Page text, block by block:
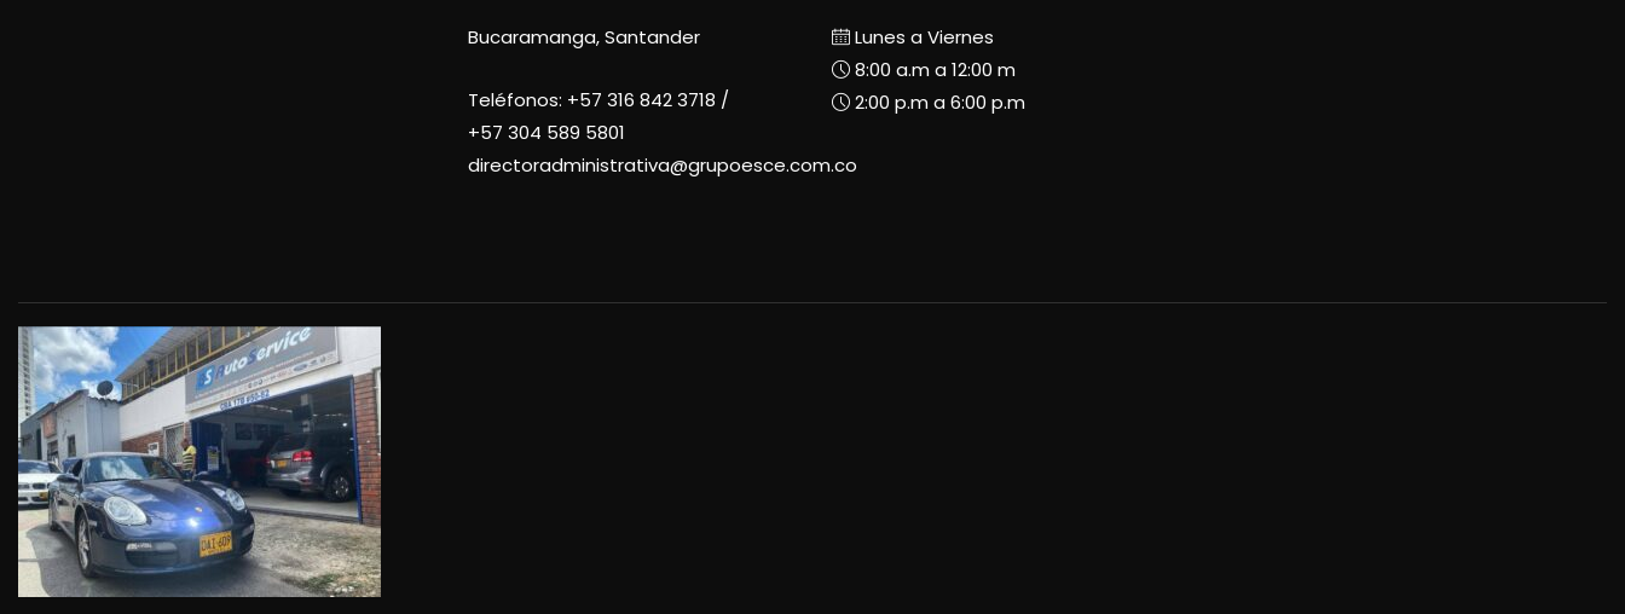
Bucaramanga, Santander
Teléfonos: +57 316 842 3718 /
+57 304 589 5801
directoradministrativa@grupoesce.com.co
Lunes a Viernes
8:00 a.m a 12:00 m
2:00 p.m a 6:00 p.m